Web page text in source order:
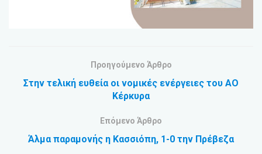
Προηγούμενο Άρθρο
Στην τελική ευθεία οι νομικές ενέργειες του ΑΟ
Κέρκυρα
Επόμενο Άρθρο
Άλμα παραμονής η Κασσιόπη, 1-0 την Πρέβεζα